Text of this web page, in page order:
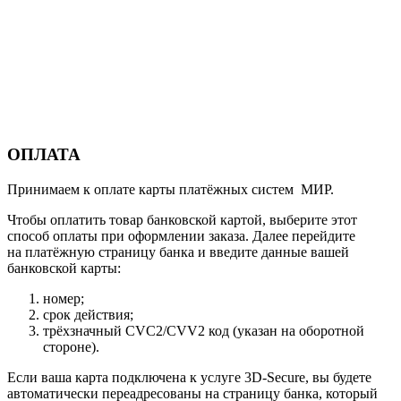
ОПЛАТА
Принимаем к оплате карты платёжных систем МИР.
Чтобы оплатить товар банковской картой, выберите этот
способ оплаты при оформлении заказа. Далее перейдите
на платёжную страницу банка и введите данные вашей
банковской карты:
номер;
срок действия;
трёхзначный CVC2/CVV2 код (указан на оборотной
стороне).
Если ваша карта подключена к услуге 3D-Secure, вы будете
автоматически переадресованы на страницу банка, который